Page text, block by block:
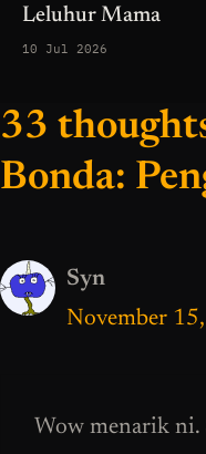
Leluhur Mama
10 Jul 2026
33
Bonda:
Syn
November
Wow menarik ni.